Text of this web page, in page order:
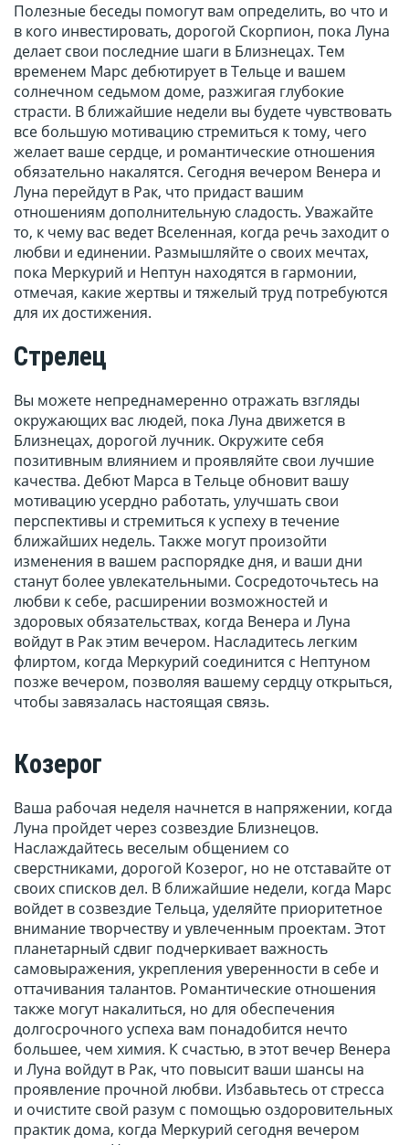
Полезные беседы помогут вам определить, во что и
в кого инвестировать, дорогой Скорпион, пока Луна
делает свои последние шаги в Близнецах. Тем
временем Марс дебютирует в Тельце и вашем
солнечном седьмом доме, разжигая глубокие
страсти. В ближайшие недели вы будете чувствовать
все большую мотивацию стремиться к тому, чего
желает ваше сердце, и романтические отношения
обязательно накалятся. Сегодня вечером Венера и
Луна перейдут в Рак, что придаст вашим
отношениям дополнительную сладость. Уважайте
то, к чему вас ведет Вселенная, когда речь заходит о
любви и единении. Размышляйте о своих мечтах,
пока Меркурий и Нептун находятся в гармонии,
отмечая, какие жертвы и тяжелый труд потребуются
для их достижения.
Стрелец
Вы можете непреднамеренно отражать взгляды
окружающих вас людей, пока Луна движется в
Близнецах, дорогой лучник. Окружите себя
позитивным влиянием и проявляйте свои лучшие
качества. Дебют Марса в Тельце обновит вашу
мотивацию усердно работать, улучшать свои
перспективы и стремиться к успеху в течение
ближайших недель. Также могут произойти
изменения в вашем распорядке дня, и ваши дни
станут более увлекательными. Сосредоточьтесь на
любви к себе, расширении возможностей и
здоровых обязательствах, когда Венера и Луна
войдут в Рак этим вечером. Насладитесь легким
флиртом, когда Меркурий соединится с Нептуном
позже вечером, позволяя вашему сердцу открыться,
чтобы завязалась настоящая связь.
Козерог
Ваша рабочая неделя начнется в напряжении, когда
Луна пройдет через созвездие Близнецов.
Наслаждайтесь веселым общением со
сверстниками, дорогой Козерог, но не отставайте от
своих списков дел. В ближайшие недели, когда Марс
войдет в созвездие Тельца, уделяйте приоритетное
внимание творчеству и увлеченным проектам. Этот
планетарный сдвиг подчеркивает важность
самовыражения, укрепления уверенности в себе и
оттачивания талантов. Романтические отношения
также могут накалиться, но для обеспечения
долгосрочного успеха вам понадобится нечто
большее, чем химия. К счастью, в этот вечер Венера
и Луна войдут в Рак, что повысит ваши шансы на
проявление прочной любви. Избавьтесь от стресса
и очистите свой разум с помощью оздоровительных
практик дома, когда Меркурий сегодня вечером